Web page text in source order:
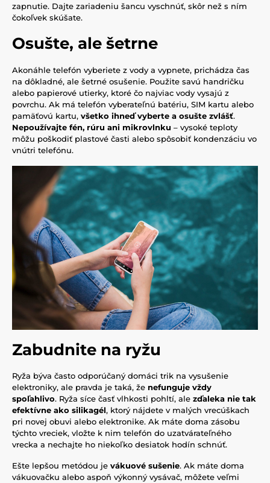
zapnutie. Dajte zariadeniu šancu vyschnúť, skôr než s ním
čokoľvek skúšate.
Osušte, ale šetrne
Akonáhle telefón vyberiete z vody a vypnete, prichádza čas
na dôkladné, ale šetrné osušenie. Použite savú handričku
alebo papierové utierky, ktoré čo najviac vody vysajú z
povrchu. Ak má telefón vyberateľnú batériu, SIM kartu alebo
pamäťovú kartu, všetko ihneď vyberte a osušte zvlášť.
Nepoužívajte fén, rúru ani mikrovlnku – vysoké teploty
môžu poškodiť plastové časti alebo spôsobiť kondenzáciu vo
vnútri telefónu.
Zabudnite na ryžu
Ryža býva často odporúčaný domáci trik na vysušenie
elektroniky, ale pravda je taká, že nefunguje vždy
spoľahlivo. Ryža síce časť vlhkosti pohltí, ale zďaleka nie tak
efektívne ako silikagél, ktorý nájdete v malých vrecúškach
pri novej obuvi alebo elektronike. Ak máte doma zásobu
týchto vreciek, vložte k nim telefón do uzatvárateľného
vrecka a nechajte ho niekoľko desiatok hodín schnúť.
Ešte lepšou metódou je vákuové sušenie. Ak máte doma
vákuovačku alebo aspoň výkonný vysávač, môžete veľmi